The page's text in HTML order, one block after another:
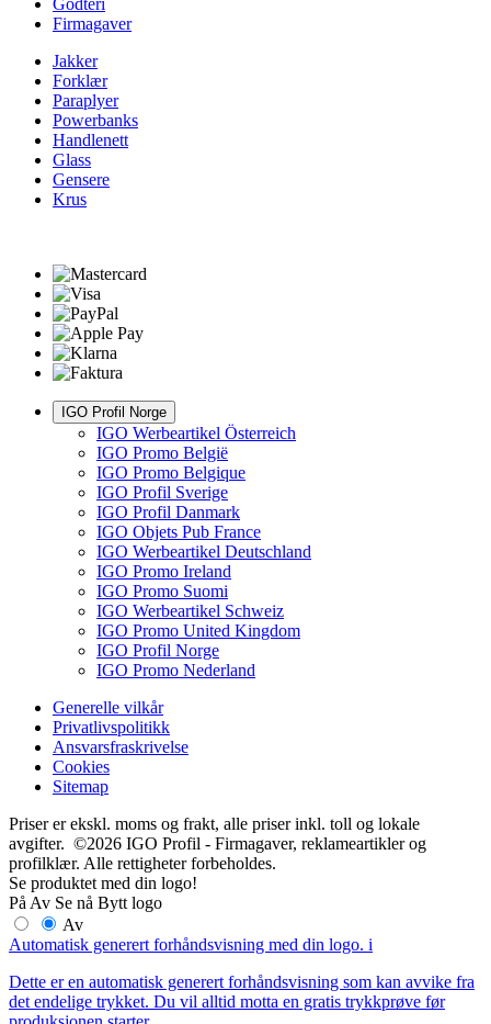
Firmagaver
Jakker
Forklær
Paraplyer
Powerbanks
Handlenett
Glass
Gensere
Krus
IGO Profil Norge
IGO Werbeartikel Österreich
IGO Promo België
IGO Promo Belgique
IGO Profil Sverige
IGO Profil Danmark
IGO Objets Pub France
IGO Werbeartikel Deutschland
IGO Promo Ireland
IGO Promo Suomi
IGO Werbeartikel Schweiz
IGO Promo United Kingdom
IGO Profil Norge
IGO Promo Nederland
Generelle vilkår
Privatlivspolitikk
Ansvarsfraskrivelse
Cookies
Sitemap
Priser er ekskl. moms og frakt, alle priser inkl. toll og lokale
avgifter. ©2026 IGO Profil - Firmagaver, reklameartikler og
profilklær. Alle rettigheter forbeholdes.
Se produktet med din logo!
På Av Se nå Bytt logo
Av
Automatisk generert forhåndsvisning med din logo. i
Dette er en automatisk generert forhåndsvisning som kan avvike fra
det endelige trykket. Du vil alltid motta en gratis trykkprøve før